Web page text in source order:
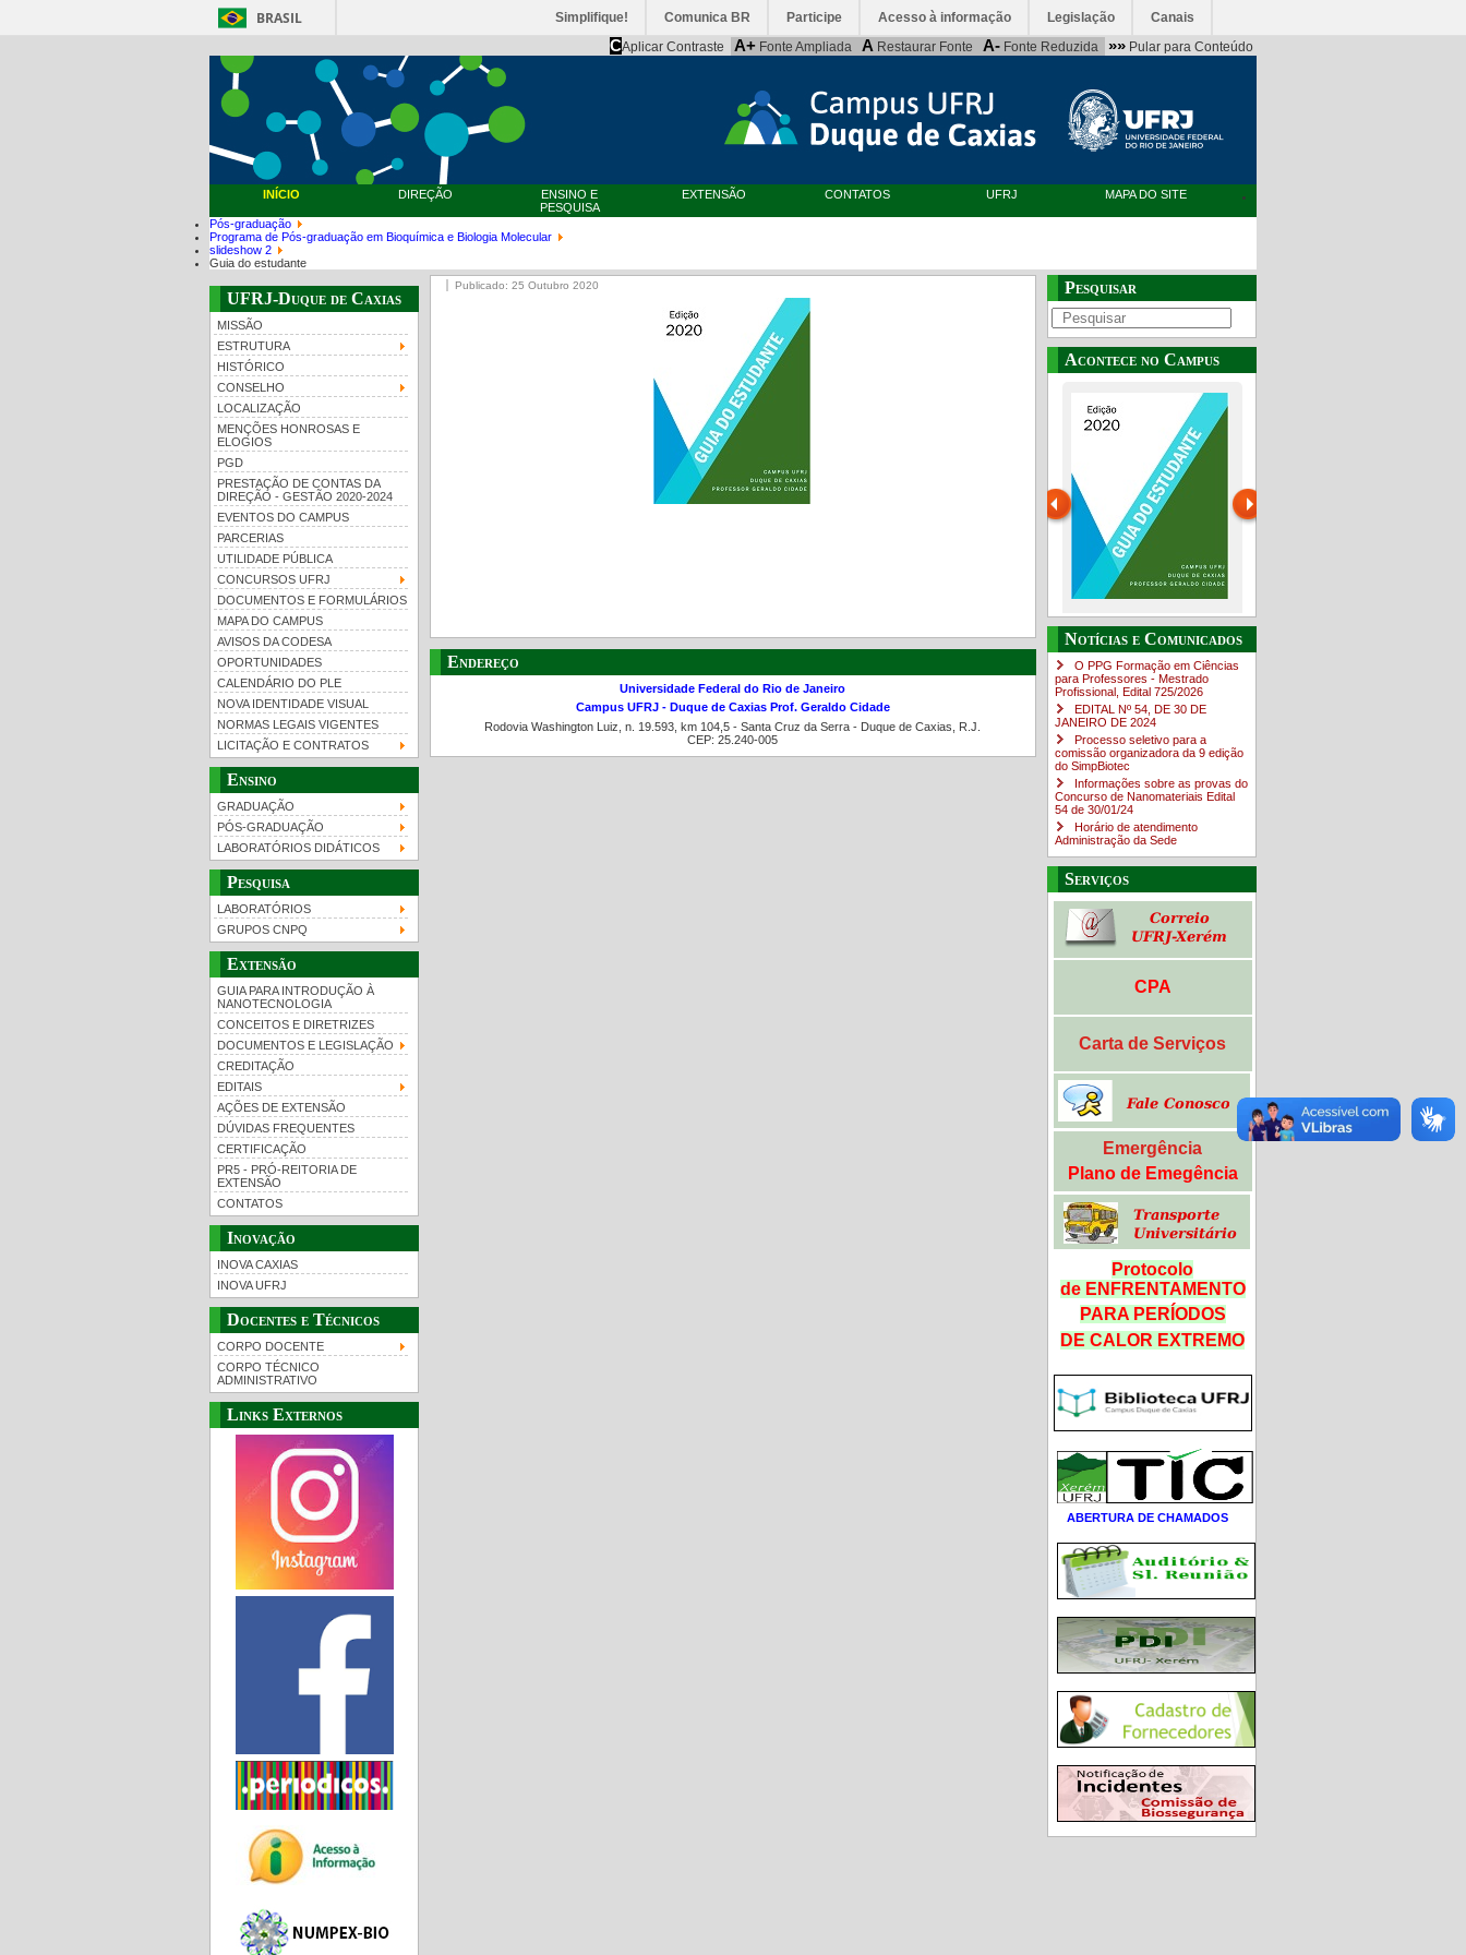
BRASIL Simplifique! Comunica BR Participe Acesso à informação Legislação Canais
CAplicar Contraste A+ Fonte Ampliada A Restaurar Fonte A- Fonte Reduzida »» Pular para Conteúdo
INÍCIO DIREÇÃO
ENSINO E
PESQUISA
EXTENSÃO CONTATOS UFRJ MAPA DO SITE
Pós-graduação
Programa de Pós-graduação em Bioquímica e Biologia Molecular
slideshow 2
Guia do estudante
UFRJ-Duque de Caxias
MISSÃO
ESTRUTURA
HISTÓRICO
CONSELHO
LOCALIZAÇÃO
MENÇÕES HONROSAS E
ELOGIOS
PGD
PRESTAÇÃO DE CONTAS DA
DIREÇÃO - GESTÃO 2020-2024
EVENTOS DO CAMPUS
PARCERIAS
UTILIDADE PÚBLICA
CONCURSOS UFRJ
DOCUMENTOS E FORMULÁRIOS
MAPA DO CAMPUS
AVISOS DA CODESA
OPORTUNIDADES
CALENDÁRIO DO PLE
NOVA IDENTIDADE VISUAL
NORMAS LEGAIS VIGENTES
LICITAÇÃO E CONTRATOS
Ensino
GRADUAÇÃO
PÓS-GRADUAÇÃO
LABORATÓRIOS DIDÁTICOS
Pesquisa
LABORATÓRIOS
GRUPOS CNPQ
Extensão
GUIA PARA INTRODUÇÃO À
NANOTECNOLOGIA
CONCEITOS E DIRETRIZES
DOCUMENTOS E LEGISLAÇÃO
CREDITAÇÃO
EDITAIS
AÇÕES DE EXTENSÃO
DÚVIDAS FREQUENTES
CERTIFICAÇÃO
PR5 - PRÓ-REITORIA DE
EXTENSÃO
CONTATOS
Inovação
INOVA CAXIAS
INOVA UFRJ
Docentes e Técnicos
CORPO DOCENTE
CORPO TÉCNICO
ADMINISTRATIVO
Links Externos
Publicado: 25 Outubro 2020
Endereço
Universidade Federal do Rio de Janeiro
Campus UFRJ - Duque de Caxias Prof. Geraldo Cidade
Rodovia Washington Luiz, n. 19.593, km 104,5 - Santa Cruz da Serra - Duque de Caxias, R.J.
CEP: 25.240-005
Pesquisar
Acontece no Campus
Guia do estudante
UFRJ 100 anos Notícias e Comunicados
O PPG Formação em Ciências
para Professores - Mestrado
Profissional, Edital ​725/202​6
EDITAL Nº 54, DE 30 DE
JANEIRO DE 2024
Processo seletivo para a
comissão organizadora da 9 edição
do SimpBiotec
Informações sobre as provas do
Concurso de Nanomateriais Edital
54 de 30/01/24
Horário de atendimento
Administração da Sede
Serviços
CPA
Carta de Serviços
Emergência
Plano de Emegência
Protocolo
de ENFRENTAMENTO
PARA PERÍODOS
DE CALOR EXTREMO
ABERTURA DE CHAMADOS